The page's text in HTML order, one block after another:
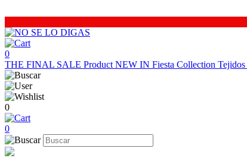
0
THE FINAL SALE Product NEW IN Fiesta Collection Tejidos
0
0